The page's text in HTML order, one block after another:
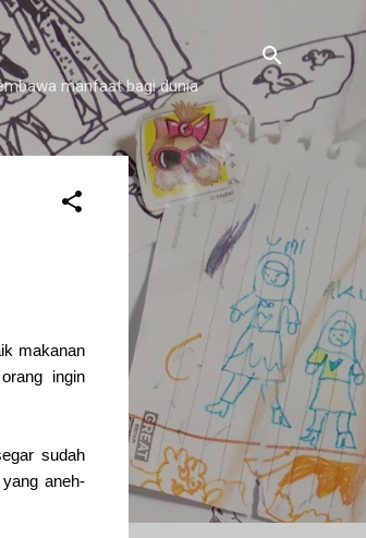
manfaat bagi dunia
makanan
ingin
sudah
aneh-